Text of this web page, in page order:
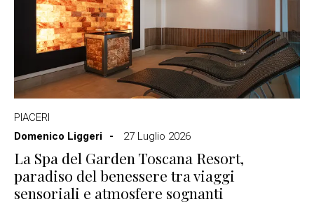
PIACERI
Domenico Liggeri
27 Luglio 2026
La Spa del Garden Toscana Resort,
paradiso del benessere tra viaggi
sensoriali e atmosfere sognanti